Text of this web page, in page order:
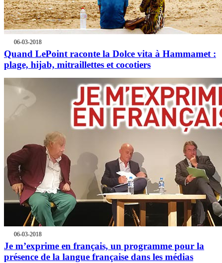
06-03-2018
Quand LePoint raconte la Dolce vita à Hammamet :
plage, hijab, mitraillettes et cocotiers
06-03-2018
Je m’exprime en français, un programme pour la
présence de la langue française dans les médias